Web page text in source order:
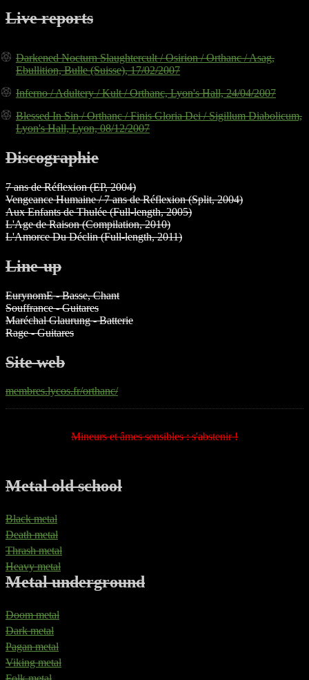
Live reports
Darkened Nocturn Slaughtercult / Osirion / Orthanc / Asag,
Ebullition, Bulle (Suisse), 17/02/2007
Inferno / Adultery / Kult / Orthanc, Lyon's Hall, 24/04/2007
Blessed In Sin / Orthanc / Finis Gloria Dei / Sigillum Diabolicum,
Lyon's Hall, Lyon, 08/12/2007
Discographie
7 ans de Réflexion (EP, 2004)
Vengeance Humaine / 7 ans de Réflexion (Split, 2004)
Aux Enfants de Thulée (Full-length, 2005)
L'Age de Raison (Compilation, 2010)
L'Amorce Du Déclin (Full-length, 2011)
Line-up
EurynomE - Basse, Chant
Souffrance - Guitares
Maréchal Glaurung - Batterie
Rage - Guitares
Site web
membres.lycos.fr/orthanc/
Mineurs et âmes sensibles : s'abstenir !
Metal old school
Black metal
Death metal
Thrash metal
Heavy metal
Metal underground
Doom metal
Dark metal
Pagan metal
Viking metal